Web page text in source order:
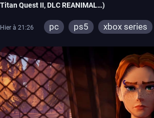
Titan Quest II, DLC REANIMAL…)
Hier à 21:26 pc ps5 xbox series